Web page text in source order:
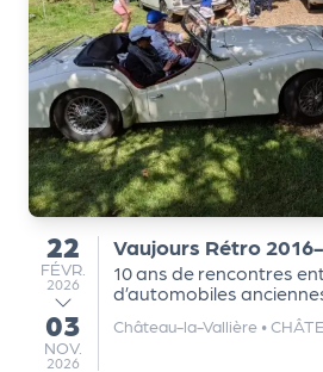
du
22
FÉVRIER
FÉVR.
2026
au
03
NOVEMBRE
NOV.
2026
Vaujours Rétro
10 ans de rencontres
d’automobiles
Château-la-Vallière •
Q
ui
s
o
m
m
e
s
-
n
o
u